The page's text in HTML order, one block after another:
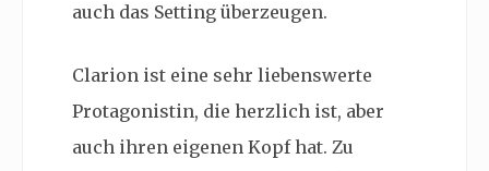
auch das Setting überzeugen.
Clarion ist eine sehr liebenswerte
Protagonistin, die herzlich ist, aber
auch ihren eigenen Kopf hat. Zu